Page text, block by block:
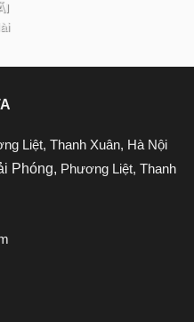
Liệt, Thanh Xuân, Hà Nội
Phóng, Phương Liệt, Thanh